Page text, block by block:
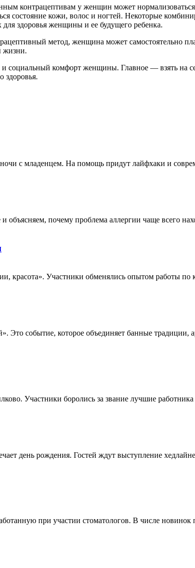
контрацептивам у женщин может
состояние кожи, волос и ногтей. Некоторые
здоровья женщины и ее будущего ребенка.
метод, женщина может самостоятельно
жизни.
социальный комфорт женщины. Главное — взять на
здоровья.
с младенцем. На помощь придут лайфхаки и
объясняем, почему проблема аллергии чаще всего
красота». Участники обменялись опытом работы
Это событие, которое объединяет банные
Участники боролись за звание лучшие
день рождения. Гостей ждут выступление
при участии стоматологов. В числе новинок